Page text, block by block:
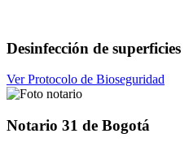
Desinfección de superficies
Ver Protocolo de Bioseguridad
Notario 31 de Bogotá